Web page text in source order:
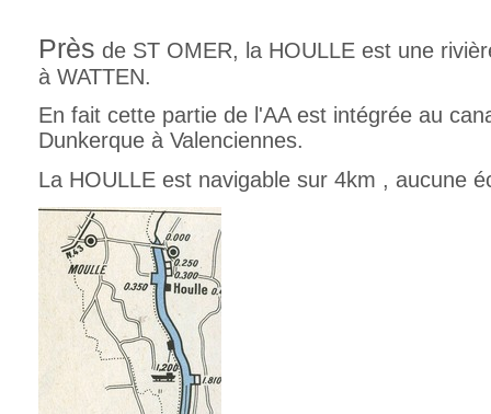
Près de ST OMER, la HOULLE est une
à WATTEN.
En fait cette partie de l'AA est intégrée au
Dunkerque à Valenciennes.
La HOULLE est navigable sur 4km , aucune